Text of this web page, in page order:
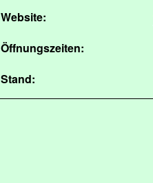
Website:
Öffnungszeiten:
Stand: